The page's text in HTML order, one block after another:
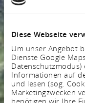
Diese Webseite
Um unser Angebot
Dienste Google
Datenschutzmodus)
Informationen auf
und lesen (sog.
Marketingzwecken
benötigen wir Ihre